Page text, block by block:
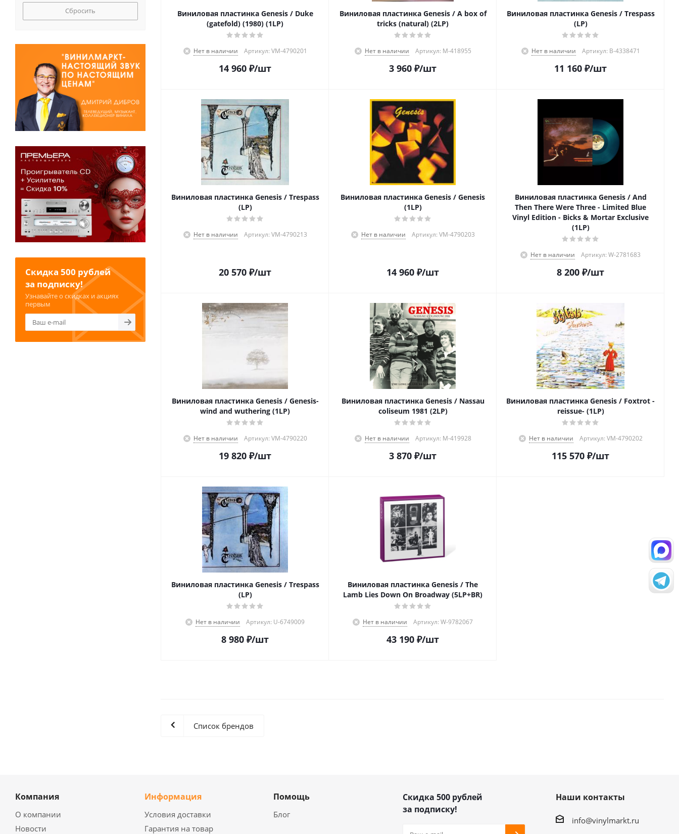
Виниловая пластинка Genesis / Duke
(gatefold) (1980) (1LP)
Нет в наличии Артикул: VM-4790201
14 960 ₽/шт
Виниловая пластинка Genesis / A box of
tricks (natural) (2LP)
Нет в наличии Артикул: M-418955
3 960 ₽/шт
Виниловая пластинка Genesis / Trespass
(LP)
Нет в наличии Артикул: B-4338471
11 160 ₽/шт
Виниловая пластинка Genesis / Trespass
(LP)
Нет в наличии Артикул: VM-4790213
20 570 ₽/шт
Виниловая пластинка Genesis / Genesis
(1LP)
Нет в наличии Артикул: VM-4790203
14 960 ₽/шт
Виниловая пластинка Genesis / And
Then There Were Three - Limited Blue
Vinyl Edition - Bicks & Mortar Exclusive
(1LP)
Нет в наличии Артикул: W-2781683
8 200 ₽/шт
Виниловая пластинка Genesis / Genesis-
wind and wuthering (1LP)
Нет в наличии Артикул: VM-4790220
19 820 ₽/шт
Виниловая пластинка Genesis / Nassau
coliseum 1981 (2LP)
Нет в наличии Артикул: M-419928
3 870 ₽/шт
Виниловая пластинка Genesis / Foxtrot -
reissue- (1LP)
Нет в наличии Артикул: VM-4790202
115 570 ₽/шт
Виниловая пластинка Genesis / Trespass
(LP)
Нет в наличии Артикул: U-6749009
8 980 ₽/шт
Виниловая пластинка Genesis / The
Lamb Lies Down On Broadway (5LP+BR)
Нет в наличии Артикул: W-9782067
43 190 ₽/шт
Список брендов
Сбросить
Скидка 500 рублей
за подписку!
Узнавайте о скидках и акциях
первым
Компания
О компании
Новости
Информация
Условия доставки
Гарантия на товар
Помощь
Блог
Скидка 500 рублей
за подписку!
Наши контакты
info@vinylmarkt.ru